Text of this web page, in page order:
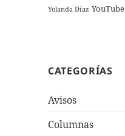
Yolanda Díaz YouTube
CATEGORÍAS
Avisos
Columnas